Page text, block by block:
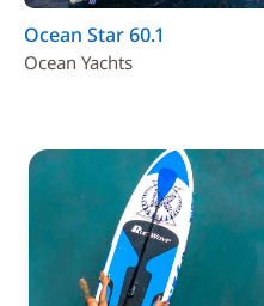
Ocean Star 60.1
Ocean Yachts